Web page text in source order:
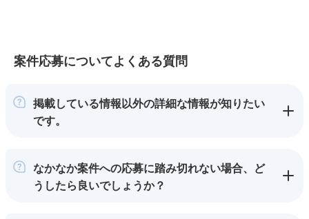
案件応募についてよくある質問
掲載している情報以外の詳細な情報が知りたい
です。
なかなか案件への応募に踏み切れない場合、ど
うしたら良いでしょうか？